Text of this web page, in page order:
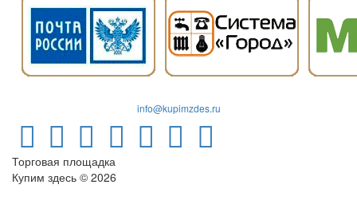
info@kupimzdes.ru
Торговая площадка
Купим здесь © 2026